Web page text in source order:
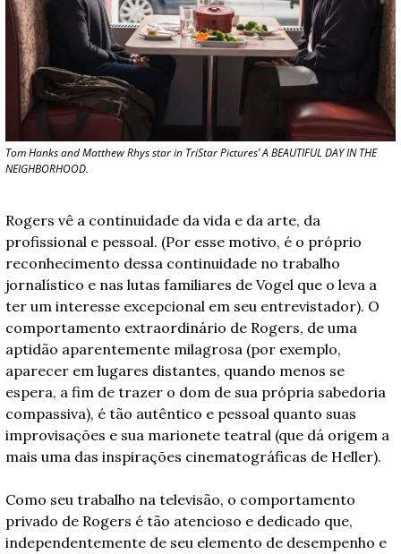
Tom Hanks and Matthew Rhys star in TriStar Pictures’ A BEAUTIFUL DAY IN THE
NEIGHBORHOOD.
Rogers vê a continuidade da vida e da arte, da
profissional e pessoal. (Por esse motivo, é o próprio
reconhecimento dessa continuidade no trabalho
jornalístico e nas lutas familiares de Vogel que o leva a
ter um interesse excepcional em seu entrevistador). O
comportamento extraordinário de Rogers, de uma
aptidão aparentemente milagrosa (por exemplo,
aparecer em lugares distantes, quando menos se
espera, a fim de trazer o dom de sua própria sabedoria
compassiva), é tão autêntico e pessoal quanto suas
improvisações e sua marionete teatral (que dá origem a
mais uma das inspirações cinematográficas de Heller).
Como seu trabalho na televisão, o comportamento
privado de Rogers é tão atencioso e dedicado que,
independentemente de seu elemento de desempenho e